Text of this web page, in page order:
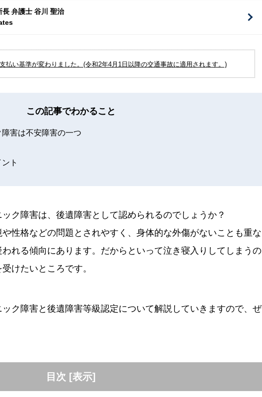
長 弁護士 谷川 聖治
払い基準が変わりました。(令和2年4月1日以降の交通事故に適用されます。)
この記事でわかること
害は不安障害の一つ
ト
ク障害は、後遺障害として認められるのでしょうか？
性格などの問題とされやすく、身体的な外傷がないことも重な
れる傾向にあります。だからといって泣き寝入りしてしまうの
けたいところです。
ク障害と後遺障害等級認定について解説していきますので、ぜ
目次 [表示]